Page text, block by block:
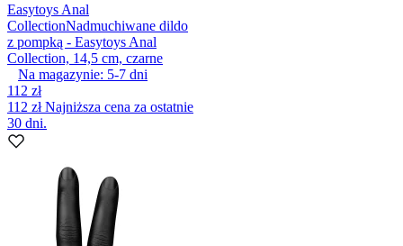
Easytoys Anal
CollectionNadmuchiwane dildo
z pompką - Easytoys Anal
Collection, 14,5 cm, czarne
Na magazynie: 5-7 dni
112 zł
112 złNajniższa cena za ostatnie
30 dni.